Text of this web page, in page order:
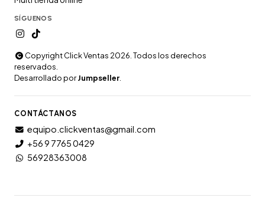
SÍGUENOS
Copyright Click Ventas 2026. Todos los derechos
reservados.
Desarrollado porJumpseller
CONTÁCTANOS
equipo.clickventas@gmail.com
+56 9 7765 0429
56928363008